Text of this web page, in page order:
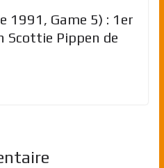
1991, Game 5) : 1er
Scottie Pippen de